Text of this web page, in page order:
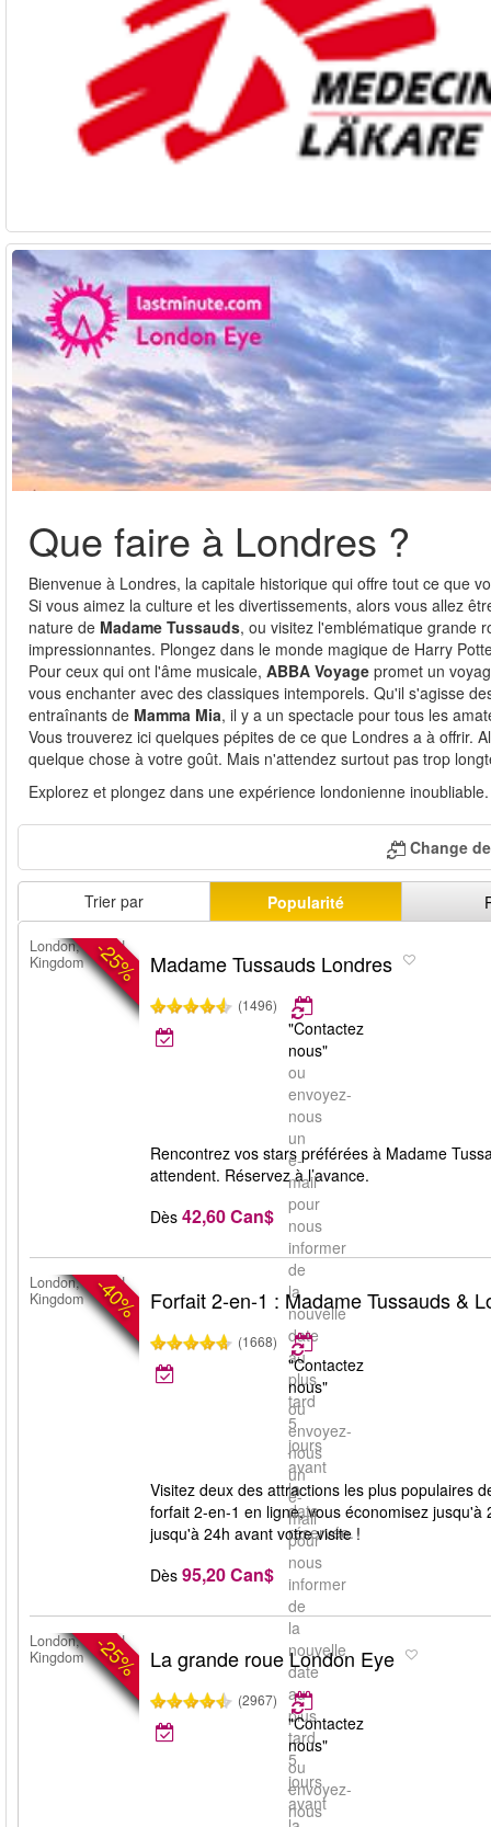
Que faire à Londres ?
Bienvenue à Londres, la capitale historique qui offre tout ce que
Si vous aimez la culture et les divertissements, alors vous allez
nature de Madame Tussauds, ou visitez l'emblématique grande
impressionnantes. Plongez dans le monde magique de Harry
Pour ceux qui ont l'âme musicale, ABBA Voyage promet un
vous enchanter avec des classiques intemporels. Qu'il s'agisse
entraînants de Mamma Mia, il y a un spectacle pour tous les
Vous trouverez ici quelques pépites de ce que Londres a à offrir.
quelque chose à votre goût. Mais n'attendez surtout pas trop
Explorez et plongez dans une expérience londonienne inoubliable.
Change
Trier par Popularité
-25%
London, United
Kingdom
Madame Tussauds Londres
(1496)
"Contactez
nous"
ou
envoyez-
nous
un
e-
mail
pour
nous
informer
de
la
nouvelle
date
au
plus
tard
5
jours
avant
la
date
réservée.
Rencontrez vos stars préférées à Madame
attendent. Réservez à l’avance.
Dès 42,60 Can$
-40%
London, United
Kingdom
Forfait 2-en-1 : Madame Tussauds &
(1668)
"Contactez
nous"
ou
envoyez-
nous
un
e-
mail
pour
nous
informer
de
la
nouvelle
date
au
plus
tard
5
jours
avant
Visitez deux des attractions les plus populaires
forfait 2-en-1 en ligne, vous économisez
jusqu'à 24h avant votre visite !
Dès 95,20 Can$
-25%
London, United
Kingdom
La grande roue London Eye
(2967)
"Contactez
nous"
ou
envoyez-
nous